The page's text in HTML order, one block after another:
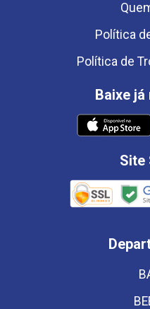
Política
Política de
Baixe já
Site